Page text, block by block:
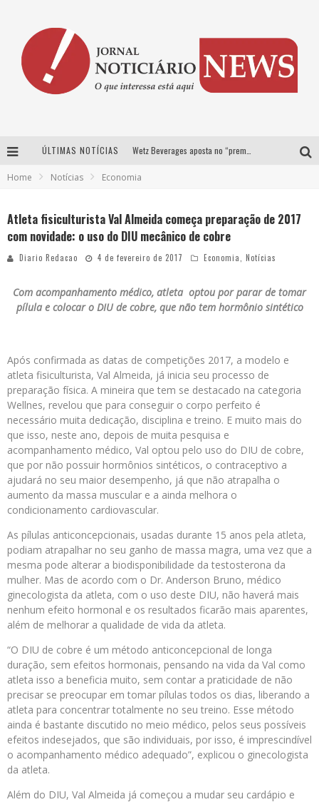
ÚLTIMAS NOTÍCIAS
Home Notícias Economia
Atleta fisiculturista Val Almeida começa preparação de 2017
com novidade: o uso do DIU mecânico de cobre
Diario Redacao 4 de fevereiro de 2017 Economia Notícias
Com acompanhamento médico, atleta optou por parar de tomar
pílula e colocar o DIU de cobre, que não tem hormônio sintético
Após confirmada as datas de competições 2017, a modelo e
atleta fisiculturista, Val Almeida, já inicia seu processo de
preparação física. A mineira que tem se destacado na categoria
Wellnes, revelou que para conseguir o corpo perfeito é
necessário muita dedicação, disciplina e treino. E muito mais do
que isso, neste ano, depois de muita pesquisa e
acompanhamento médico, Val optou pelo uso do DIU de cobre,
que por não possuir hormônios sintéticos, o contraceptivo a
ajudará no seu maior desempenho, já que não atrapalha o
aumento da massa muscular e a ainda melhora o
condicionamento cardiovascular.
As pílulas anticoncepcionais, usadas durante 15 anos pela atleta,
podiam atrapalhar no seu ganho de massa magra, uma vez que a
mesma pode alterar a biodisponibilidade da testosterona da
mulher. Mas de acordo com o Dr. Anderson Bruno, médico
ginecologista da atleta, com o uso deste DIU, não haverá mais
nenhum efeito hormonal e os resultados ficarão mais aparentes,
além de melhorar a qualidade de vida da atleta.
“O DIU de cobre é um método anticoncepcional de longa
duração, sem efeitos hormonais, pensando na vida da Val como
atleta isso a beneficia muito, sem contar a praticidade de não
precisar se preocupar em tomar pílulas todos os dias, liberando a
atleta para concentrar totalmente no seu treino. Esse método
ainda é bastante discutido no meio médico, pelos seus possíveis
efeitos indesejados, que são individuais, por isso, é imprescindível
o acompanhamento médico adequado”, explicou o ginecologista
da atleta.
Além do DIU, Val Almeida já começou a mudar seu cardápio e